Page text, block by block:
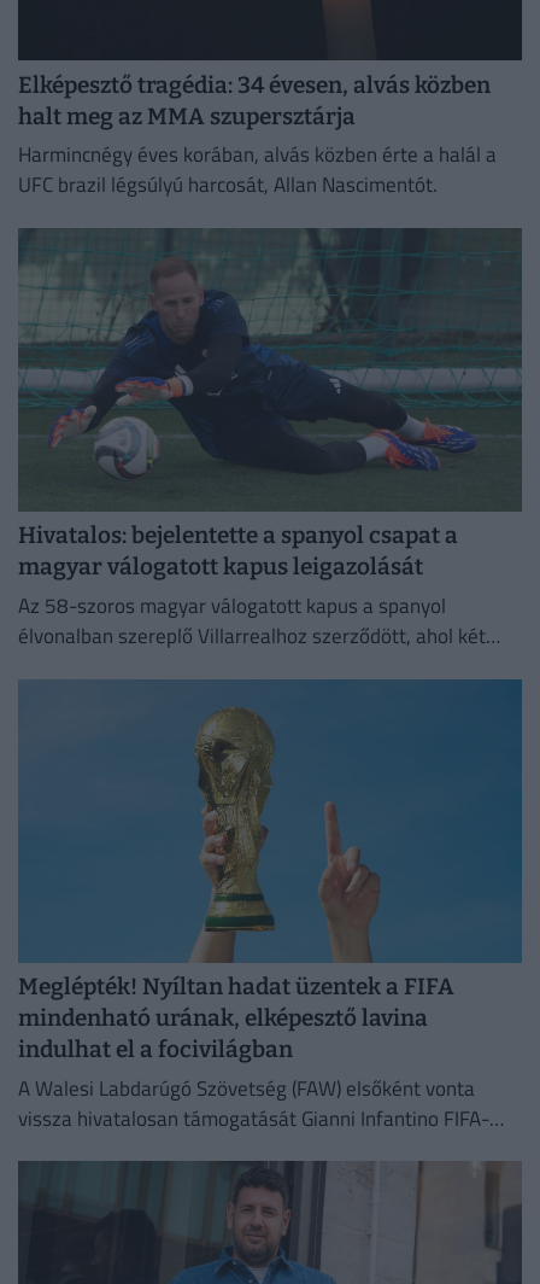
Elképesztő tragédia: 34 évesen, alvás közben
halt meg az MMA szupersztárja
Harmincnégy éves korában, alvás közben érte a halál a
UFC brazil légsúlyú harcosát, Allan Nascimentót.
Hivatalos: bejelentette a spanyol csapat a
magyar válogatott kapus leigazolását
Az 58-szoros magyar válogatott kapus a spanyol
élvonalban szereplő Villarrealhoz szerződött, ahol két
Meglépték! Nyíltan hadat üzentek a FIFA
mindenható urának, elképesztő lavina
indulhat el a focivilágban
A Walesi Labdarúgó Szövetség (FAW) elsőként vonta
vissza hivatalosan támogatását Gianni Infantino FIFA-